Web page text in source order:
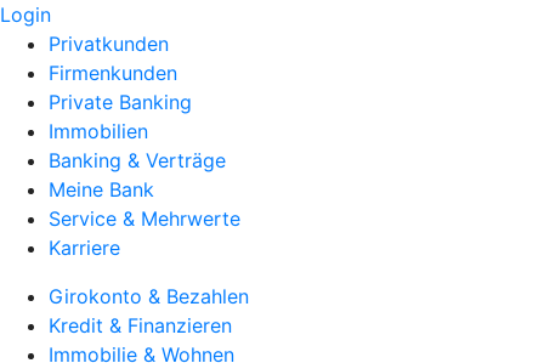
Login
Privatkunden
Firmenkunden
Private Banking
Immobilien
Banking & Verträge
Meine Bank
Service & Mehrwerte
Karriere
Girokonto & Bezahlen
Kredit & Finanzieren
Immobilie & Wohnen